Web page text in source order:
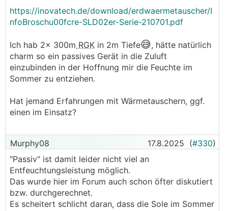
Interesse alle Unklarheiten zu Funktion und Technik
besprechen zu können. Auch um Vor- und Nachteile
der verschiedenen Ansätze zu durchleuchten.
Und auch um neue Produkte/Ideen vorstellen zu
können, sobald verfügbar.
https://inovatech.de/download/erdwaermetauscher/I
nfoBroschu00fcre-SLD02er-Serie-210701.pdf
Ich hab 2x 300m RGK in 2m Tiefe😅, hätte natürlich
charm so ein passives Gerät in die Zuluft
einzubinden in der Hoffnung mir die Feuchte im
Sommer zu entziehen.
Hat jemand Erfahrungen mit Wärmetauschern, ggf.
einen im Einsatz?
Murphy08 17.8.2025 (#330)
"Passiv" ist damit leider nicht viel an
Entfeuchtungsleistung möglich.
Das wurde hier im Forum auch schon öfter diskutiert
bzw. durchgerechnet.
Es scheitert schlicht daran, dass die Sole im Sommer